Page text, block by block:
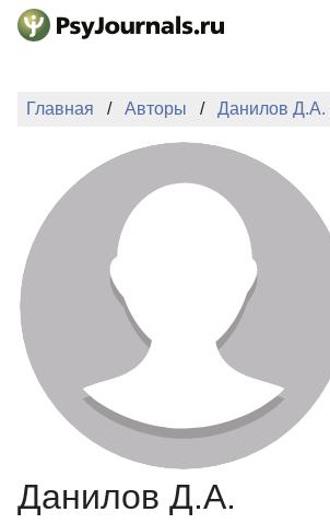
Перейти к основному содержанию
НОВОСТИ
АВТОРЫ
ПОДАТЬ РУКОПИСЬ
БАЗА ЗНАНИЙ
КЛЮЧЕВЫЕ СЛОВА
Регистрация
Главная Авторы Данилов Д.А.
Данилов Д.А.